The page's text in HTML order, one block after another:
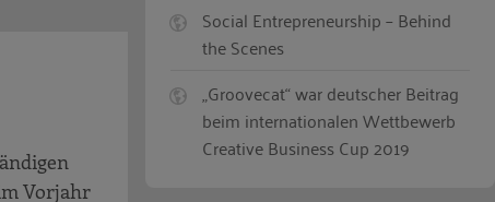
Vorjahr
Social Entrepreneurship – Behind
the Scenes
„Groovecat“ war deutscher Beitrag
beim internationalen Wettbewerb
Creative Business Cup 2019